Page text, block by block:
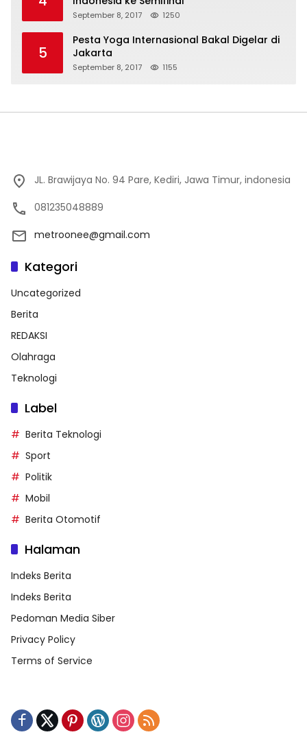
September 8, 2017 1250
5
Pesta Yoga Internasional Bakal Digelar di
Jakarta
September 8, 2017 1155
JL. Brawijaya No. 94 Pare, Kediri, Jawa Timur, indonesia
081235048889
metroonee@gmail.com
Kategori
Uncategorized
Berita
REDAKSI
Olahraga
Teknologi
Label
Berita Teknologi
Sport
Politik
Mobil
Berita Otomotif
Halaman
Indeks Berita
Indeks Berita
Pedoman Media Siber
Privacy Policy
Terms of Service